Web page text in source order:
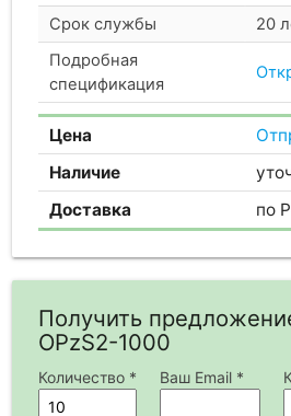
Срок службы
20
Подробная
спецификация
Цена
Наличие
Доставка
по
Получить
OPzS2-1000
Количество * Ваш Email *